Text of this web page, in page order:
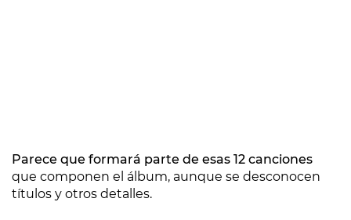
Parece que formará parte de esas 12 canciones
que componen el álbum, aunque se desconocen
títulos y otros detalles.